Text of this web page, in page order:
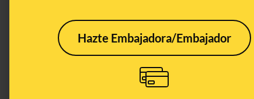
Hazte Embajadora/Embajador
Veintiún días para crear
un hábito: ¿verdad